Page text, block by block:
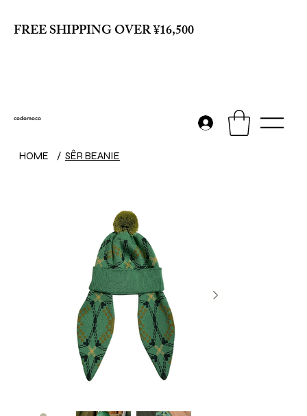
FREE SHIPPING OVER ¥16,500
codomoco
HOME / SÊR BEANIE